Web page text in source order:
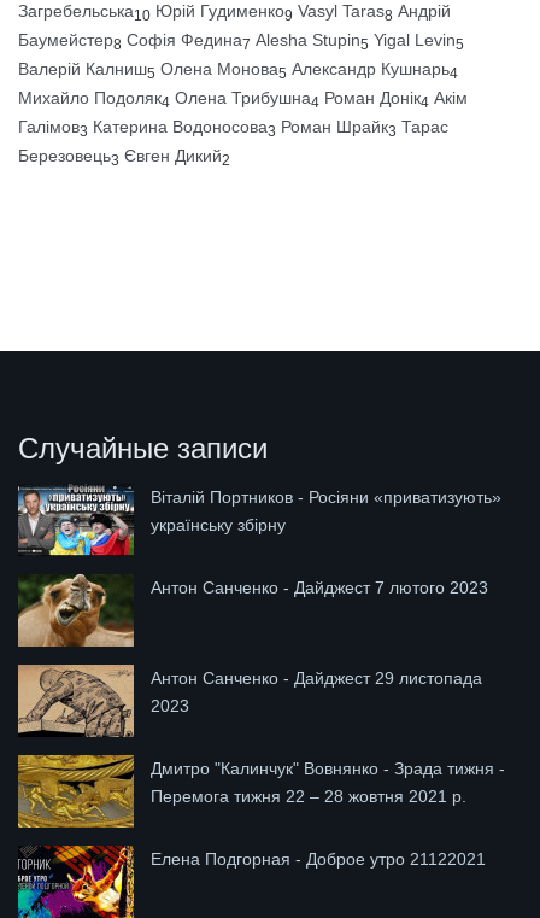
Загребельська10 Юрій Гудименко9 Vasyl Taras8 Андрій
Баумейстер8 Софія Федина7 Alesha Stupin5 Yigal Levin5
Валерій Калниш5 Олена Монова5 Александр Кушнарь4
Михайло Подоляк4 Олена Трибушна4 Роман Донік4 Акім
Галімов3 Катерина Водоносова3 Роман Шрайк3 Тарас
Березовець3 Євген Дикий2
Случайные записи
Віталій Портников - Росіяни «приватизують»
українську збірну
Антон Санченко - Дайджест 7 лютого 2023
Антон Санченко - Дайджест 29 листопада
2023
Дмитро "Калинчук" Вовнянко - Зрада тижня -
Перемога тижня 22 – 28 жовтня 2021 р.
Елена Подгорная - Доброе утро 21122021